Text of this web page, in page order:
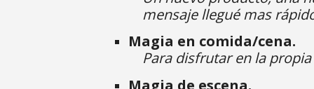
mensaje llegué mas
Magia en comida/cena.
Para disfrutar en la
Magia de escena.